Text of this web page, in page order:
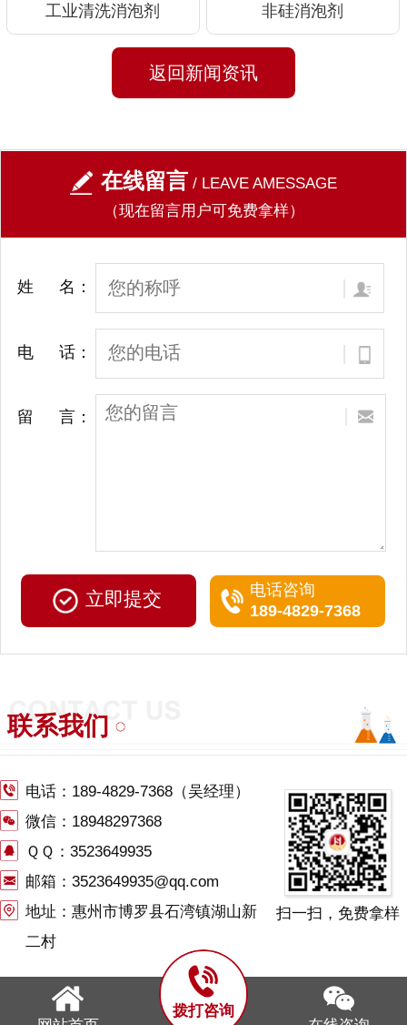
工业清洗消泡剂 非硅消泡剂
返回新闻资讯
在线留言 / LEAVE AMESSAGE
（现在留言用户可免费拿样）
姓 名：
电 话：
留 言：
电话咨询
189-4829-7368
联系我们
电话： 189-4829-7368 （吴经理）
微信：18948297368
ＱＱ：3523649935
邮箱：3523649935@qq.com
地址：惠州市博罗县石湾镇湖山新
二村
扫一扫，免费拿样
拨打咨询